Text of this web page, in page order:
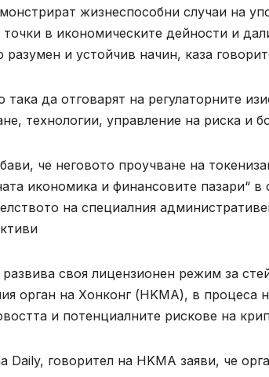
жизнеспособни случаи на
точки в икономическите дейности и
и устойчив начин, каза
да отговарят на регулаторните
технологии, управление на риска и
че неговото проучване на
икономика и финансовите пазари“ в
на специалния
своя лицензионен режим за
орган на Хонконг (HKMA), в процеса
и потенциалните рискове на
Daily, говорител на HKMA заяви, че